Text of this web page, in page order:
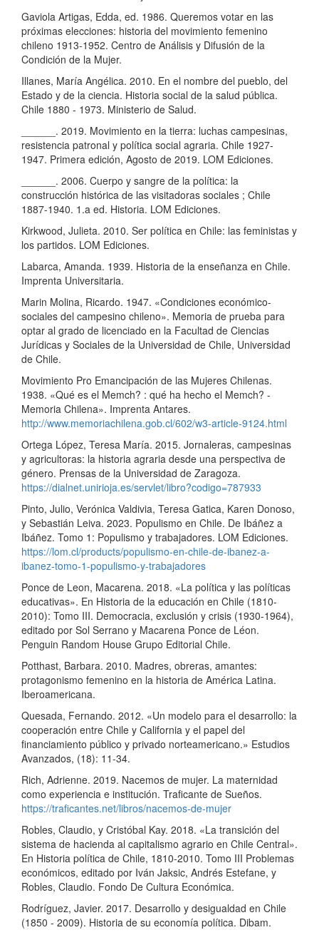
Gaviola Artigas, Edda, ed. 1986. Queremos votar en las
próximas elecciones: historia del movimiento femenino
chileno 1913-1952. Centro de Análisis y Difusión de la
Condición de la Mujer.
Illanes, María Angélica. 2010. En el nombre del pueblo, del
Estado y de la ciencia. Historia social de la salud pública.
Chile 1880 - 1973. Ministerio de Salud.
______. 2019. Movimiento en la tierra: luchas campesinas,
resistencia patronal y política social agraria. Chile 1927-
1947. Primera edición, Agosto de 2019. LOM Ediciones.
______. 2006. Cuerpo y sangre de la política: la
construcción histórica de las visitadoras sociales ; Chile
1887-1940. 1.a ed. Historia. LOM Ediciones.
Kirkwood, Julieta. 2010. Ser política en Chile: las feministas y
los partidos. LOM Ediciones.
Labarca, Amanda. 1939. Historia de la enseñanza en Chile.
Imprenta Universitaria.
Marin Molina, Ricardo. 1947. «Condiciones económico-
sociales del campesino chileno». Memoria de prueba para
optar al grado de licenciado en la Facultad de Ciencias
Jurídicas y Sociales de la Universidad de Chile, Universidad
de Chile.
Movimiento Pro Emancipación de las Mujeres Chilenas.
1938. «Qué es el Memch? : qué ha hecho el Memch? -
Memoria Chilena». Imprenta Antares.
http://www.memoriachilena.gob.cl/602/w3-article-9124.html
Ortega López, Teresa María. 2015. Jornaleras, campesinas
y agricultoras: la historia agraria desde una perspectiva de
género. Prensas de la Universidad de Zaragoza.
https://dialnet.unirioja.es/servlet/libro?codigo=787933
Pinto, Julio, Verónica Valdivia, Teresa Gatica, Karen Donoso,
y Sebastián Leiva. 2023. Populismo en Chile. De Ibáñez a
Ibáñez. Tomo 1: Populismo y trabajadores. LOM Ediciones.
https://lom.cl/products/populismo-en-chile-de-ibanez-a-
ibanez-tomo-1-populismo-y-trabajadores
Ponce de Leon, Macarena. 2018. «La política y las políticas
educativas». En Historia de la educación en Chile (1810-
2010): Tomo III. Democracia, exclusión y crisis (1930-1964),
editado por Sol Serrano y Macarena Ponce de Léon.
Penguin Random House Grupo Editorial Chile.
Potthast, Barbara. 2010. Madres, obreras, amantes:
protagonismo femenino en la historia de América Latina.
Iberoamericana.
Quesada, Fernando. 2012. «Un modelo para el desarrollo: la
cooperación entre Chile y California y el papel del
financiamiento público y privado norteamericano.» Estudios
Avanzados, (18): 11-34.
Rich, Adrienne. 2019. Nacemos de mujer. La maternidad
como experiencia e institución. Traficante de Sueños.
https://traficantes.net/libros/nacemos-de-mujer
Robles, Claudio, y Cristóbal Kay. 2018. «La transición del
sistema de hacienda al capitalismo agrario en Chile Central».
En Historia política de Chile, 1810-2010. Tomo III Problemas
económicos, editado por Iván Jaksic, Andrés Estefane, y
Robles, Claudio. Fondo De Cultura Económica.
Rodríguez, Javier. 2017. Desarrollo y desigualdad en Chile
(1850 - 2009). Historia de su economía política. Dibam.